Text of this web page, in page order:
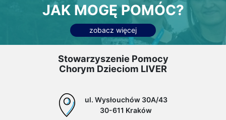
JAK MOGĘ POMÓC?
zobacz więcej
Stowarzyszenie Pomocy
Chorym Dzieciom LIVER
ul. Wysłouchów 30A/43
30-611 Kraków